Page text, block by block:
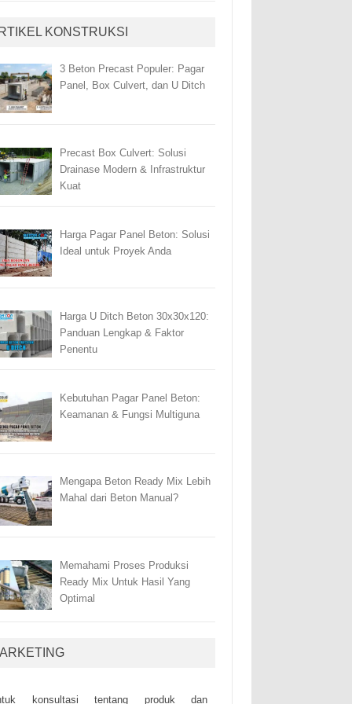
KONSTRUKSI
3 Beton Precast Populer: Pagar
Panel, Box Culvert, dan U Ditch
Precast Box Culvert: Solusi
Drainase Modern & Infrastruktur
Kuat
Harga Pagar Panel Beton: Solusi
Ideal untuk Proyek Anda
Harga U Ditch Beton 30x30x120:
Panduan Lengkap & Faktor
Penentu
Kebutuhan Pagar Panel Beton:
Keamanan & Fungsi Multiguna
Mengapa Beton Ready Mix Lebih
Mahal dari Beton Manual?
Memahami Proses Produksi
Ready Mix Untuk Hasil Yang
Optimal
kоnsultаsі tеntаng рrоduk dаn